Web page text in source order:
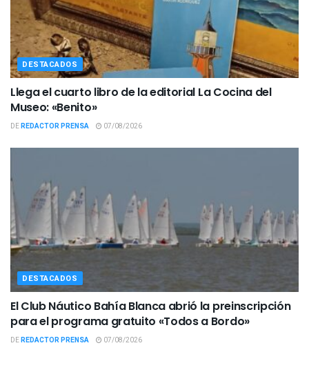
DESTACADOS
Llega el cuarto libro de la editorial La Cocina del
Museo: «Benito»
DEREDACTOR PRENSA 07/08/2026
DESTACADOS
El Club Náutico Bahía Blanca abrió la preinscripción
para el programa gratuito «Todos a Bordo»
DEREDACTOR PRENSA 07/08/2026